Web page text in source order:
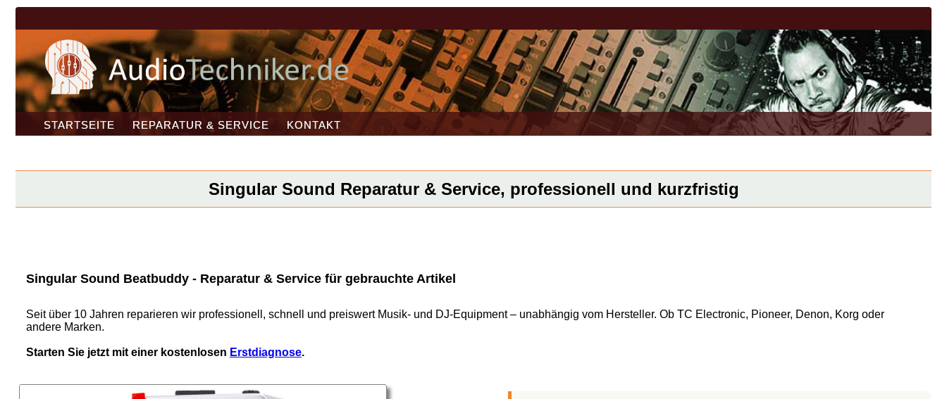
STARTSEITE REPARATUR & SERVICE KONTAKT
Singular Sound Reparatur & Service, professionell und kurzfristig
Singular Sound Beatbuddy - Reparatur & Service für gebrauchte Artikel
Seit über 10 Jahren reparieren wir professionell, schnell und preiswert Musik- und DJ-Equipment – unabhängig vom Hersteller. Ob TC Electronic, Pioneer, Denon, Korg oder
andere Marken.
Starten Sie jetzt mit einer kostenlosen Erstdiagnose.